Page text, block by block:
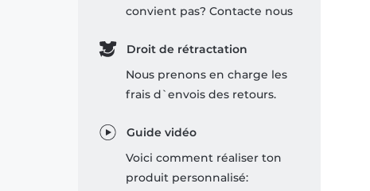
convient pas? Contacte nous
Droit de rétractation
Nous prenons en charge les
frais d`envois des retours.
Guide vidéo
Voici comment réaliser ton
produit personnalisé: